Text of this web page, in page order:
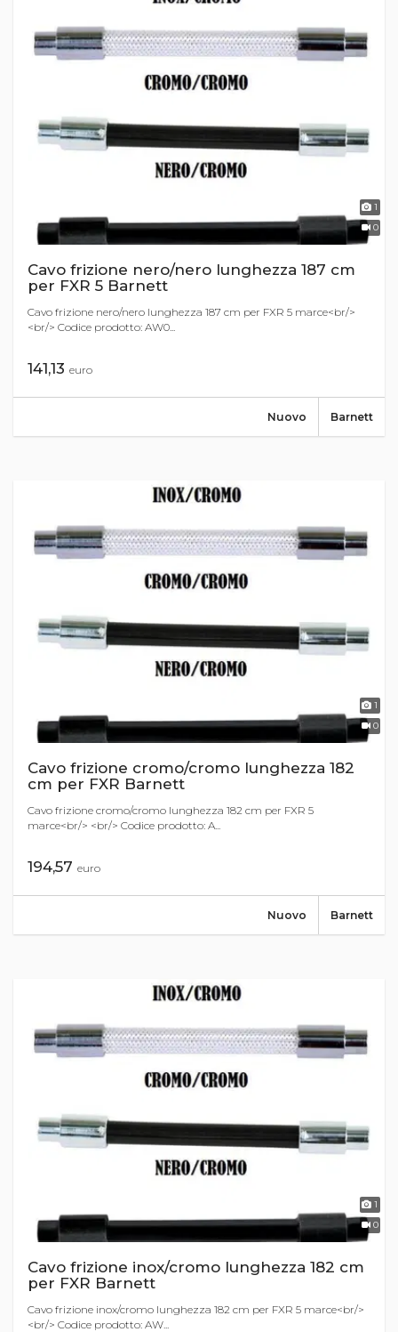
1
0
Cavo frizione nero/nero lunghezza 187 cm
per FXR 5 Barnett
Cavo frizione nero/nero lunghezza 187 cm per FXR 5 marce<br/>
<br/> Codice prodotto: AW0...
141,13 euro
Barnett
Nuovo
1
0
Cavo frizione cromo/cromo lunghezza 182
cm per FXR Barnett
Cavo frizione cromo/cromo lunghezza 182 cm per FXR 5
marce<br/> <br/> Codice prodotto: A...
194,57 euro
Barnett
Nuovo
1
0
Cavo frizione inox/cromo lunghezza 182 cm
per FXR Barnett
Cavo frizione inox/cromo lunghezza 182 cm per FXR 5 marce<br/>
<br/> Codice prodotto: AW...